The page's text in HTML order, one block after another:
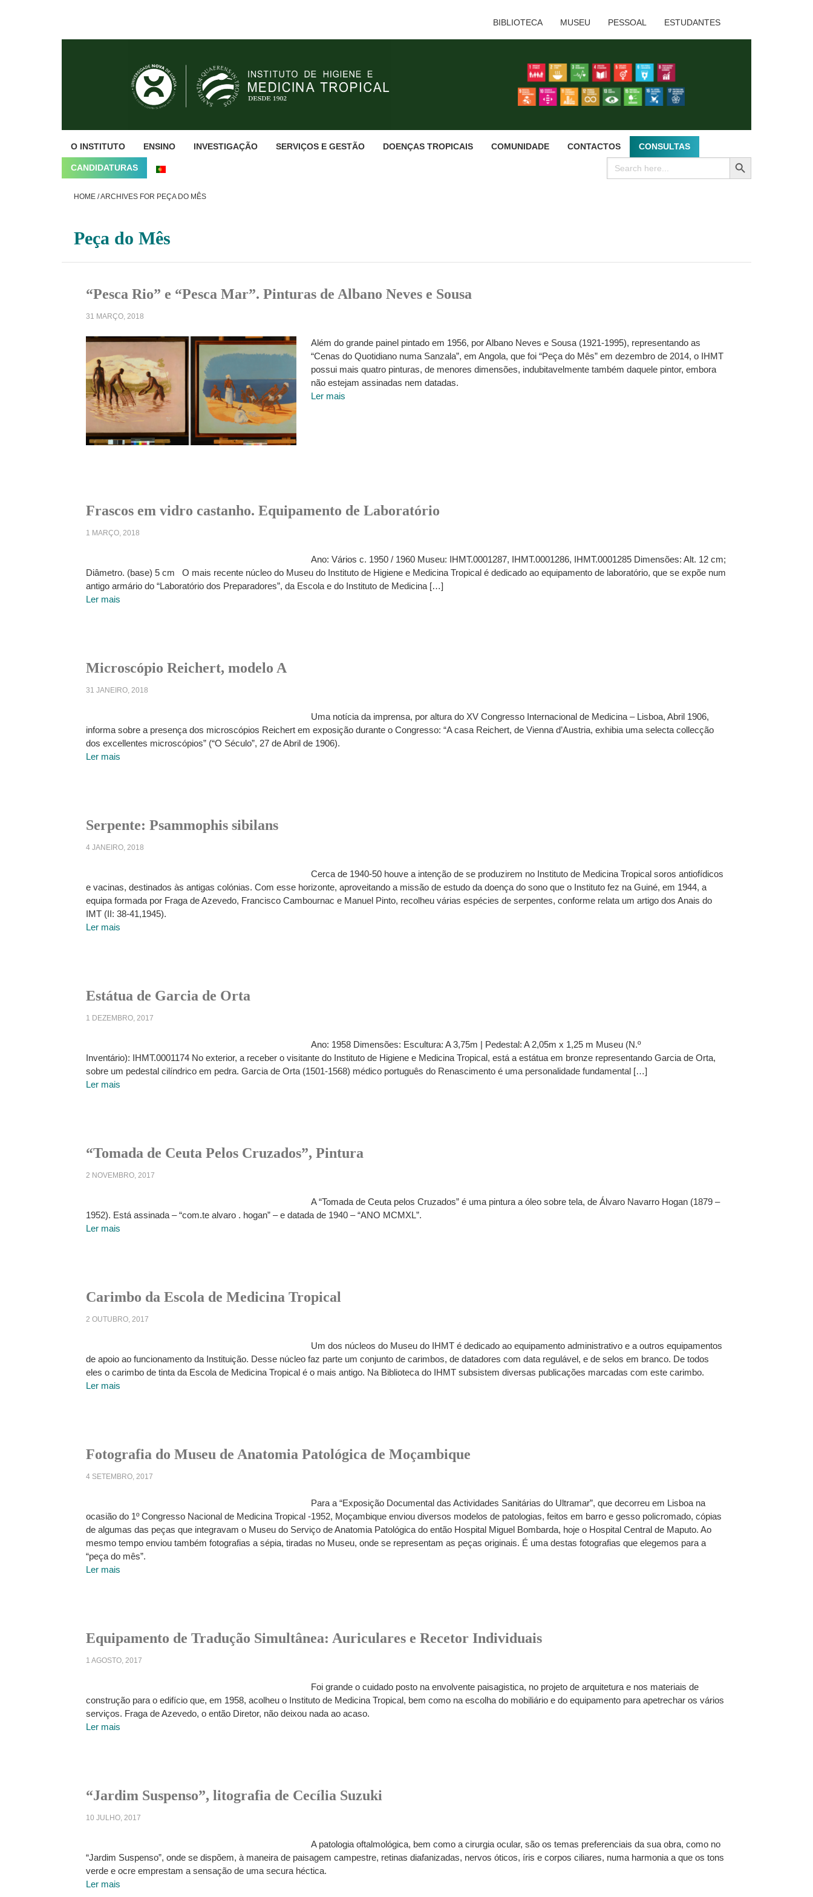
BIBLIOTECA MUSEU PESSOAL ESTUDANTES
O INSTITUTO ENSINO INVESTIGAÇÃO SERVIÇOS E GESTÃO DOENÇAS TROPICAIS COMUNIDADE CONTACTOS CONSULTAS
CANDIDATURAS
Search
for:
SEARCH BUTTON
HOME /ARCHIVES FOR PEÇA DO MÊS
Peça do Mês
“Pesca Rio” e “Pesca Mar”. Pinturas de Albano Neves e Sousa
31 MARÇO, 2018
Além do grande painel pintado em 1956, por Albano Neves e Sousa (1921-1995), representando as
“Cenas do Quotidiano numa Sanzala”, em Angola, que foi “Peça do Mês” em dezembro de 2014, o IHMT
possui mais quatro pinturas, de menores dimensões, indubitavelmente também daquele pintor, embora
não estejam assinadas nem datadas.
Ler mais
Frascos em vidro castanho. Equipamento de Laboratório
1 MARÇO, 2018
Ano: Vários c. 1950 / 1960 Museu: IHMT.0001287, IHMT.0001286, IHMT.0001285 Dimensões: Alt. 12 cm;
Diâmetro. (base) 5 cm O mais recente núcleo do Museu do Instituto de Higiene e Medicina Tropical é dedicado ao equipamento de laboratório, que se expõe num
antigo armário do “Laboratório dos Preparadores”, da Escola e do Instituto de Medicina […]
Ler mais
Microscópio Reichert, modelo A
31 JANEIRO, 2018
Uma notícia da imprensa, por altura do XV Congresso Internacional de Medicina – Lisboa, Abril 1906,
informa sobre a presença dos microscópios Reichert em exposição durante o Congresso: “A casa Reichert, de Vienna d’Austria, exhibia uma selecta collecção
dos excellentes microscópios” (“O Século”, 27 de Abril de 1906).
Ler mais
Serpente: Psammophis sibilans
4 JANEIRO, 2018
Cerca de 1940-50 houve a intenção de se produzirem no Instituto de Medicina Tropical soros antiofídicos
e vacinas, destinados às antigas colónias. Com esse horizonte, aproveitando a missão de estudo da doença do sono que o Instituto fez na Guiné, em 1944, a
equipa formada por Fraga de Azevedo, Francisco Cambournac e Manuel Pinto, recolheu várias espécies de serpentes, conforme relata um artigo dos Anais do
IMT (II: 38-41,1945).
Ler mais
Estátua de Garcia de Orta
1 DEZEMBRO, 2017
Ano: 1958 Dimensões: Escultura: A 3,75m | Pedestal: A 2,05m x 1,25 m Museu (N.º
Inventário): IHMT.0001174 No exterior, a receber o visitante do Instituto de Higiene e Medicina Tropical, está a estátua em bronze representando Garcia de Orta,
sobre um pedestal cilíndrico em pedra. Garcia de Orta (1501-1568) médico português do Renascimento é uma personalidade fundamental […]
Ler mais
“Tomada de Ceuta Pelos Cruzados”, Pintura
2 NOVEMBRO, 2017
A “Tomada de Ceuta pelos Cruzados” é uma pintura a óleo sobre tela, de Álvaro Navarro Hogan (1879 –
1952). Está assinada – “com.te alvaro . hogan” – e datada de 1940 – “ANO MCMXL”.
Ler mais
Carimbo da Escola de Medicina Tropical
2 OUTUBRO, 2017
Um dos núcleos do Museu do IHMT é dedicado ao equipamento administrativo e a outros equipamentos
de apoio ao funcionamento da Instituição. Desse núcleo faz parte um conjunto de carimbos, de datadores com data regulável, e de selos em branco. De todos
eles o carimbo de tinta da Escola de Medicina Tropical é o mais antigo. Na Biblioteca do IHMT subsistem diversas publicações marcadas com este carimbo.
Ler mais
Fotografia do Museu de Anatomia Patológica de Moçambique
4 SETEMBRO, 2017
Para a “Exposição Documental das Actividades Sanitárias do Ultramar”, que decorreu em Lisboa na
ocasião do 1º Congresso Nacional de Medicina Tropical -1952, Moçambique enviou diversos modelos de patologias, feitos em barro e gesso policromado, cópias
de algumas das peças que integravam o Museu do Serviço de Anatomia Patológica do então Hospital Miguel Bombarda, hoje o Hospital Central de Maputo. Ao
mesmo tempo enviou também fotografias a sépia, tiradas no Museu, onde se representam as peças originais. É uma destas fotografias que elegemos para a
“peça do mês”.
Ler mais
Equipamento de Tradução Simultânea: Auriculares e Recetor Individuais
1 AGOSTO, 2017
Foi grande o cuidado posto na envolvente paisagistica, no projeto de arquitetura e nos materiais de
construção para o edifício que, em 1958, acolheu o Instituto de Medicina Tropical, bem como na escolha do mobiliário e do equipamento para apetrechar os vários
serviços. Fraga de Azevedo, o então Diretor, não deixou nada ao acaso.
Ler mais
“Jardim Suspenso”, litografia de Cecília Suzuki
10 JULHO, 2017
A patologia oftalmológica, bem como a cirurgia ocular, são os temas preferenciais da sua obra, como no
“Jardim Suspenso”, onde se dispõem, à maneira de paisagem campestre, retinas diafanizadas, nervos óticos, íris e corpos ciliares, numa harmonia a que os tons
verde e ocre emprestam a sensação de uma secura héctica.
Ler mais